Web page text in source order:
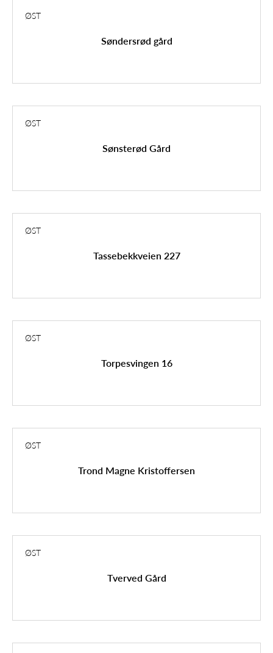
ØST
Søndersrød gård
ØST
Sønsterød Gård
ØST
Tassebekkveien 227
ØST
Torpesvingen 16
ØST
Trond Magne Kristoffersen
ØST
Tverved Gård